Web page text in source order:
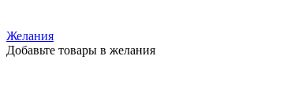
Желания
Добавьте товары в желания